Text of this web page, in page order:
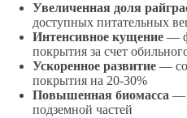
Увеличенная доля
доступных питательных
Интенсивное кущение —
покрытия за счет
Ускоренное развитие —
покрытия на 20-30%
Повышенная биомасса —
подземной частей